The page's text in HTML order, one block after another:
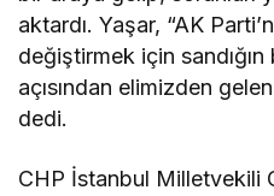
aktardı. Yaşar, “AK
değiştirmek için
açısından elimizden
dedi.
CHP İstanbul Milletvekili